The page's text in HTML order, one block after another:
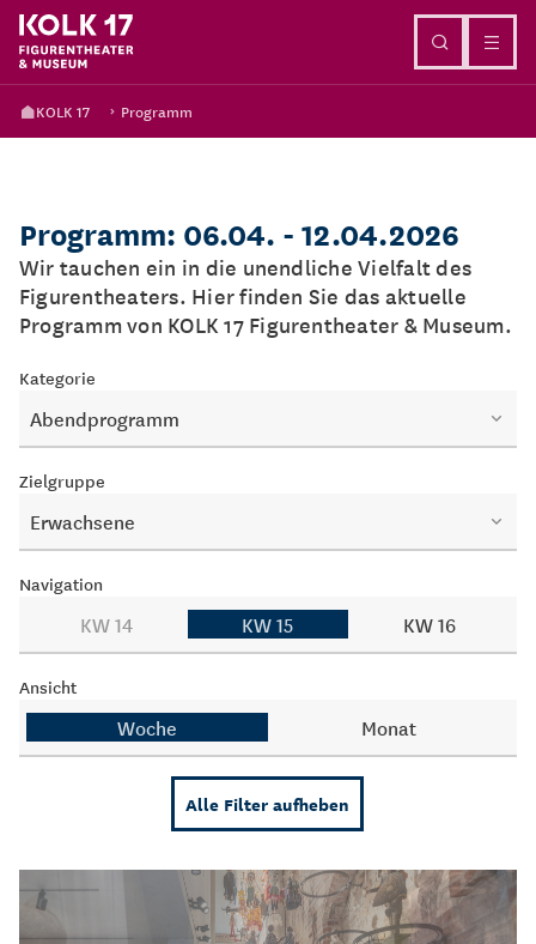
KOLK 17 Programm
Programm: 06.04. - 12.04.2026
Wir tauchen ein in die unendliche Vielfalt des
Figurentheaters. Hier finden Sie das aktuelle
Programm von KOLK 17 Figurentheater & Museum.
Kategorie
Abendprogramm
Zielgruppe
Erwachsene
Navigation
KW 14 KW 15 KW 16
Ansicht
Woche Monat
Alle Filter aufheben